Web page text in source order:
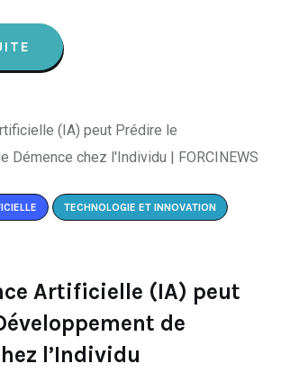
TECHNOLOGIE ET INNOVATION
Artificielle (IA) peut
de
l’Individu